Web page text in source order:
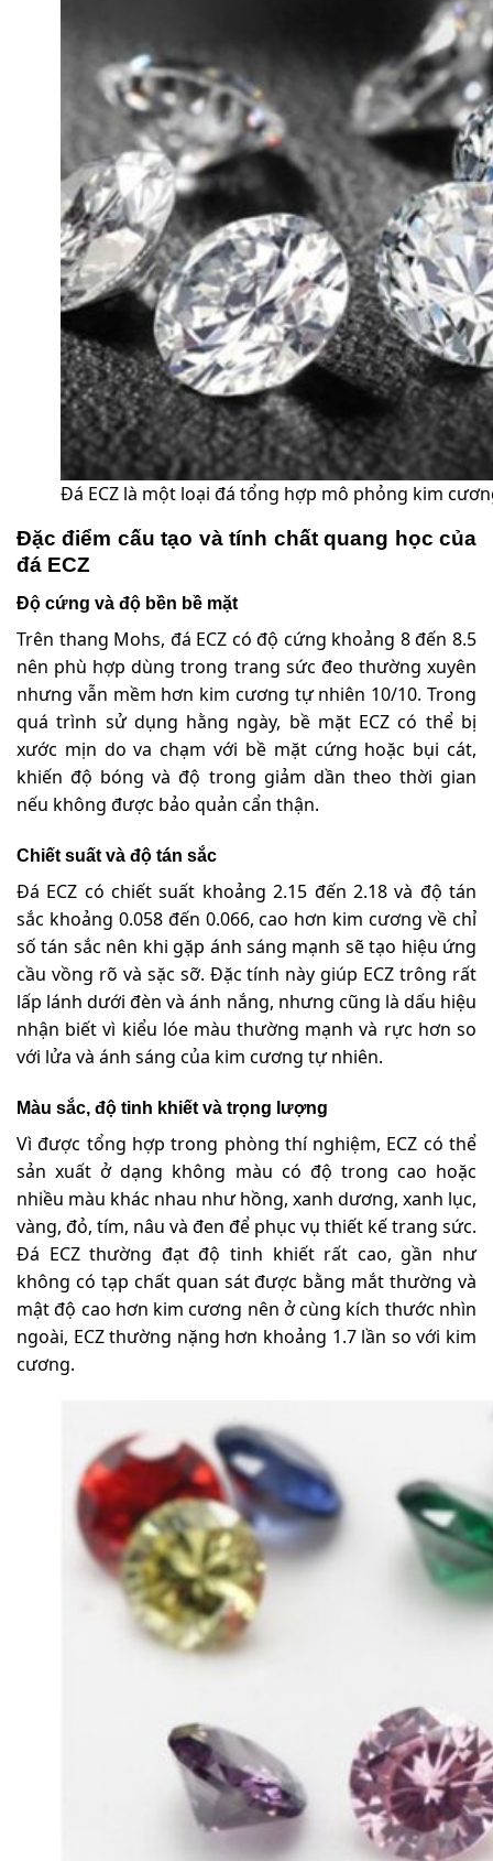
Đá ECZ là một loại đá tổng hợp mô phỏng kim
Đặc điểm cấu tạo và tính chất quang học của
đá ECZ
Độ cứng và độ bền bề mặt
Trên thang Mohs, đá ECZ có độ cứng khoảng 8 đến 8.5
nên phù hợp dùng trong trang sức đeo thường xuyên
nhưng vẫn mềm hơn kim cương tự nhiên 10/10. Trong
quá trình sử dụng hằng ngày, bề mặt ECZ có thể bị
xước mịn do va chạm với bề mặt cứng hoặc bụi cát,
khiến độ bóng và độ trong giảm dần theo thời gian
nếu không được bảo quản cẩn thận.
Chiết suất và độ tán sắc
Đá ECZ có chiết suất khoảng 2.15 đến 2.18 và độ tán
sắc khoảng 0.058 đến 0.066, cao hơn kim cương về chỉ
số tán sắc nên khi gặp ánh sáng mạnh sẽ tạo hiệu ứng
cầu vồng rõ và sặc sỡ. Đặc tính này giúp ECZ trông rất
lấp lánh dưới đèn và ánh nắng, nhưng cũng là dấu hiệu
nhận biết vì kiểu lóe màu thường mạnh và rực hơn so
với lửa và ánh sáng của kim cương tự nhiên.
Màu sắc, độ tinh khiết và trọng lượng
Vì được tổng hợp trong phòng thí nghiệm, ECZ có thể
sản xuất ở dạng không màu có độ trong cao hoặc
nhiều màu khác nhau như hồng, xanh dương, xanh lục,
vàng, đỏ, tím, nâu và đen để phục vụ thiết kế trang sức.
Đá ECZ thường đạt độ tinh khiết rất cao, gần như
không có tạp chất quan sát được bằng mắt thường và
mật độ cao hơn kim cương nên ở cùng kích thước nhìn
ngoài, ECZ thường nặng hơn khoảng 1.7 lần so với kim
cương.